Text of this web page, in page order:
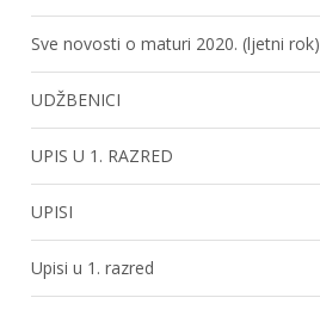
Sve novosti o maturi 2020. (ljetni rok)
UDŽBENICI
UPIS U 1. RAZRED
UPISI
Upisi u 1. razred